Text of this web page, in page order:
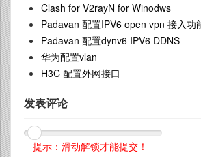
Clash for V2rayN for Winodws
Padavan 配置IPV6 open vpn 接入功
Padavan 配置dynv6 IPV6 DDNS
华为配置vlan
H3C 配置外网接口
发表评论
提示：滑动解锁才能提交！